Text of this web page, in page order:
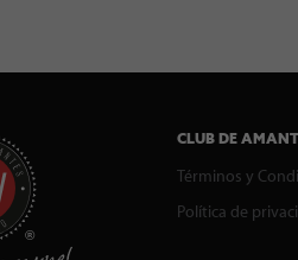
CLUB DE
Términos y
Política de